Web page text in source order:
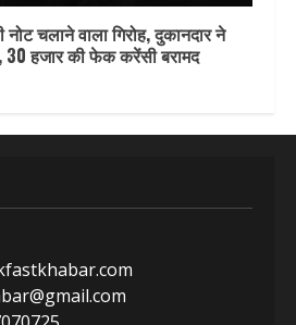
चलाने वाला गिरोह, दुकानदार ने
हजार की फेक करेंसी बरामद